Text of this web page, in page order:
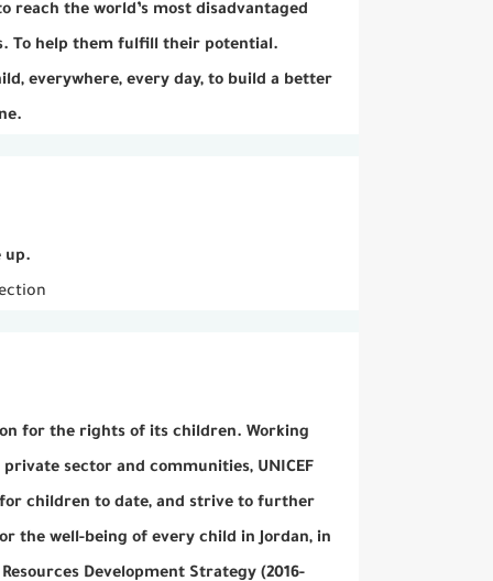
reach the world’s most disadvantaged
To help them fulfill their potential.
everywhere, every day, to build a better
up.
for the rights of its children. Working
sector and communities, UNICEF
children to date, and strive to further
the well-being of every child in Jordan, in
Development Strategy (2016-